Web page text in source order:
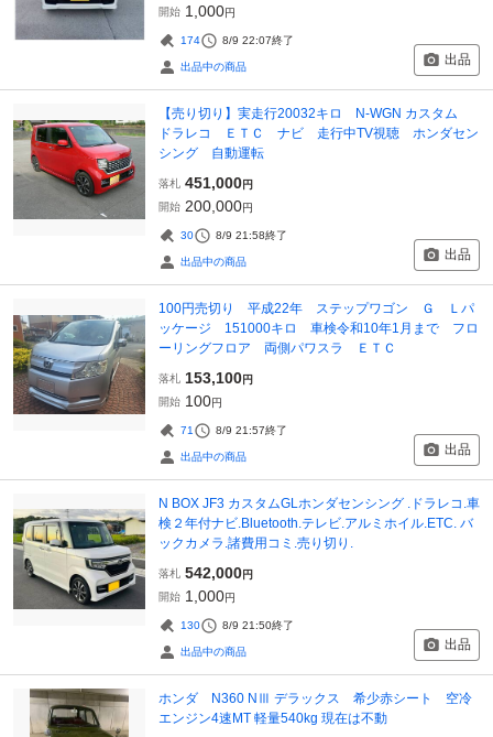
開始 1,000円
174 8/9 22:07終了
出品中の商品 出品
【売り切り】実走行20032キロ N-WGN カスタム
ドラレコ ＥＴＣ ナビ 走行中TV視聴 ホンダセン
シング 自動運転
落札 451,000円
開始 200,000円
30 8/9 21:58終了
出品中の商品 出品
100円売切り 平成22年 ステップワゴン Ｇ Ｌパ
ッケージ 151000キロ 車検令和10年1月まで フロ
ーリングフロア 両側パワスラ ＥＴＣ
落札 153,100円
開始 100円
71 8/9 21:57終了
出品中の商品 出品
N BOX JF3 カスタムGLホンダセンシング .ドラレコ.車
検２年付ナビ.Bluetooth.テレビ.アルミホイル.ETC. バ
ックカメラ.諸費用コミ.売り切り.
落札 542,000円
開始 1,000円
130 8/9 21:50終了
出品中の商品 出品
ホンダ N360 NⅢ デラックス 希少赤シート 空冷
エンジン4速MT 軽量540kg 現在は不動